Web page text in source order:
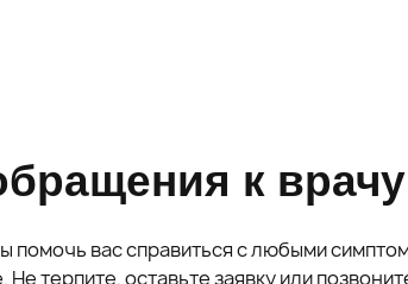
к
помочь вас справиться с любыми
Не терпите, оставьте заявку или